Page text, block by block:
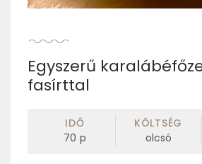
Egyszerű
fasírttal
IDŐ
70 p
KÖLTSÉG
olcsó